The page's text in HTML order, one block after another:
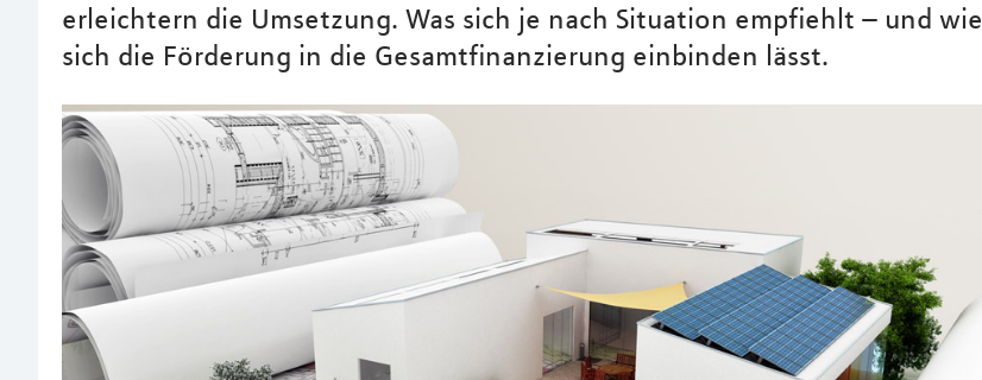
erleichtern die Umsetzung. Was sich je nach Situation empfiehlt – und wie
sich die Förderung in die Gesamtfinanzierung einbinden lässt.